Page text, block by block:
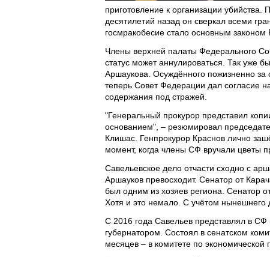
приготовление к организации
десятилетий назад он сверкал всеми
госмракобесие стало основным законом
Члены верхней палаты Федерального
статус может аннулироваться. Так уже
Аршаукова. Осуждённого пожизненно
теперь Совет Федерации дал согласие
содержания под стражей.
"Генеральный прокурор представил
основанием", – резюмировал
Клишас. Генпрокурор Краснов лично
момент, когда члены СФ вручали цветы
Савельевское дело отчасти сходно с
Аршауков превосходит. Сенатор от
был одним из хозяев региона. Сенатор
Хотя и это немало. С учётом нынешнего
С 2016 года Савельев представлял в
губернатором. Состоял в сенатском
месяцев – в комитете по экономической